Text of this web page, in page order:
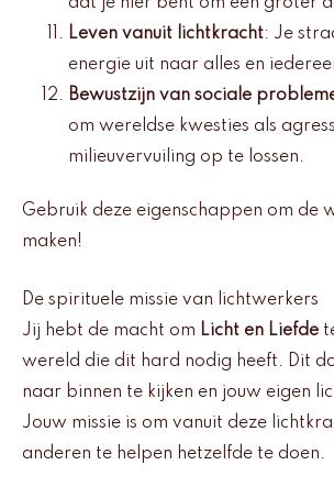
Leven vanuit lichtkracht: Je
energie uit naar alles en
Bewustzijn van sociale
om wereldse kwesties als
milieuvervuiling op te lossen.
Gebruik deze eigenschappen om de
maken!
De spirituele missie van lichtwerkers
Jij hebt de macht om Licht en Liefde
wereld die dit hard nodig heeft. Dit
naar binnen te kijken en jouw eigen
Jouw missie is om vanuit deze
anderen te helpen hetzelfde te doen.